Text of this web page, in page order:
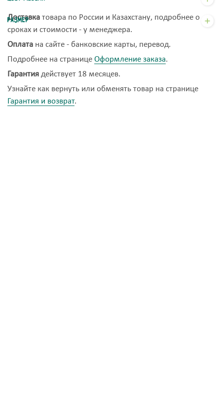
Доставка товара по России и Казахстану, подробнее о
сроках и стоимости - у менеджера.
Оплата на сайте - банковские карты, перевод.
Подробнее на странице Оформление заказа.
Гарантия действует 18 месяцев.
Узнайте как вернуть или обменять товар на странице
Гарантия и возврат.
Размер